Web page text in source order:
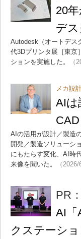
20
デ
Autodesk（オートデス
代3Dプリンタ展［東京
ションを実施した。
（
メカ設
AI
AIの活用が設計／製造
開発／製造ソリューシ
にもたらす変化、AI時
来像を聞いた。
（2026/
PR：
AI「
クステーシ